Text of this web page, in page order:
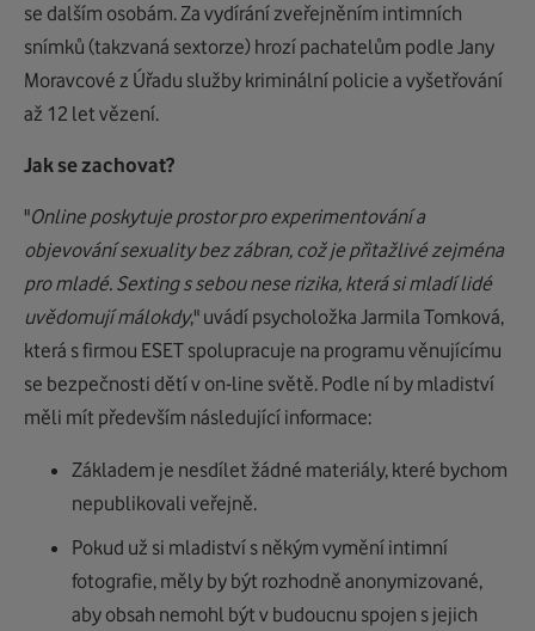
se dalším osobám. Za vydírání zveřejněním intimních
snímků (takzvaná sextorze) hrozí pachatelům podle Jany
Moravcové z Úřadu služby kriminální policie a vyšetřování
až 12 let vězení.
Jak se zachovat?
"Online poskytuje prostor pro experimentování a
objevování sexuality bez zábran, což je přitažlivé zejména
pro mladé. Sexting s sebou nese rizika, která si mladí lidé
uvědomují málokdy," uvádí psycholožka Jarmila Tomková,
která s firmou ESET spolupracuje na programu věnujícímu
se bezpečnosti dětí v on-line světě. Podle ní by mladiství
měli mít především následující informace:
Základem je nesdílet žádné materiály, které bychom
nepublikovali veřejně.
Pokud už si mladiství s někým vymění intimní
fotografie, měly by být rozhodně anonymizované,
aby obsah nemohl být v budoucnu spojen s jejich